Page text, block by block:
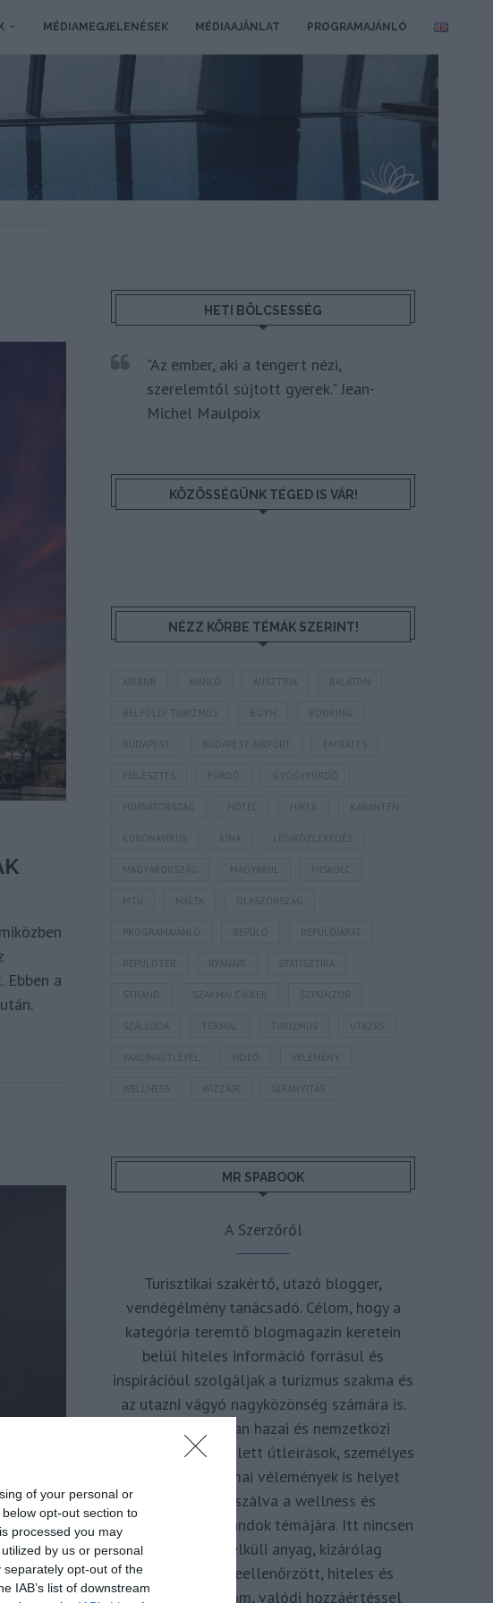
of your personal or
opt-out section to
processed you may
by us or personal
opt-out of the
IAB’s list of downstream
MÉDIAMEGJELENÉSEK MÉDIAAJÁNLAT PROGRAMAJÁNLÓ
a
HETI BÖLCSESSÉG
"Az ember, aki a tengert nézi,
szerelemtől sújtott gyerek." Jean-
Michel Maulpoix
KÖZÖSSÉGÜNK TÉGED IS VÁR!
NÉZZ KÖRBE TÉMÁK SZERINT!
AIRBNB AJÁNLÓ AUSZTRIA BALATON
BELFÖLDI TURIZMUS BGYH BOOKING
BUDAPEST BUDAPEST AIRPORT EMIRATES
FEJLESZTÉS FÜRDŐ GYÓGYFÜRDŐ
HORVÁTORSZÁG HOTEL HÍREK KARANTÉN
KORONAVÍRUS KÍNA LÉGIKÖZLEKEDÉS
MAGYARORSZÁG MAGYARUL MISKOLC
MTÜ MÁLTA OLASZORSZÁG
PROGRAMAJÁNLÓ REPÜLŐ REPÜLŐJÁRAT
REPÜLŐTÉR RYANAIR STATISZTIKA
STRAND SZAKMAI CIKKEK SZPONZOR
SZÁLLODA TERMÁL TURIZMUS UTAZÁS
VAKCINAÚTLEVÉL VIDEÓ VÉLEMÉNY
WELLNESS WIZZAIR ÚJRANYITÁS
MR SPABOOK
A Szerzőről
Turisztikai szakértő, utazó blogger,
vendégélmény tanácsadó. Célom, hogy a
kategória teremtő blogmagazin keretein
belül hiteles információ forrásul és
inspirációul szolgáljak a turizmus szakma és
az utazni vágyó nagyközönség számára is.
Repertoáromban hazai és nemzetközi
turizmus hírek mellett útleírások, személyes
ajánlók és szakmai vélemények is helyet
kapnak, fókuszálva a wellness és
termálfürdők, strandok témájára. Itt nincsen
hivatkozás nélküli anyag, kizárólag
többszörösen leellenőrzött, hiteles és
minőségi tartalom, valódi hozzáértéssel